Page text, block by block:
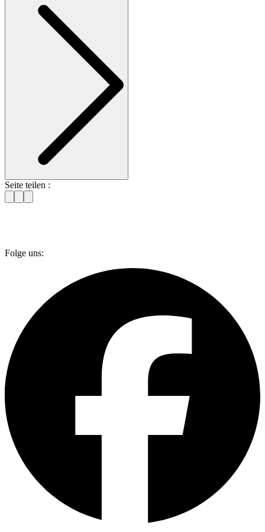
Seite teilen :
Folge uns: